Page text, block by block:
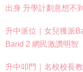
出身 升學計劃意想不到
升中派位｜女兒獲派
Band 2 網民激讚明智
升中叩門｜名校校長